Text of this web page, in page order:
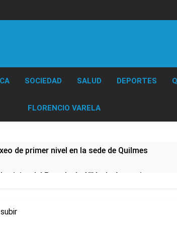
SOCIEDAD SALUD DEPORTES
FLORENCIO VARELA
de primer nivel en la sede de Quilmes
visita del Papa León XIV a la Argentina